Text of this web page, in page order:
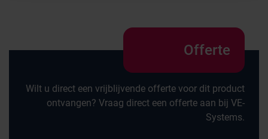
Offerte
Wilt u direct een vrijblijvende offerte voor dit product
ontvangen? Vraag direct een offerte aan bij VE-
Systems.